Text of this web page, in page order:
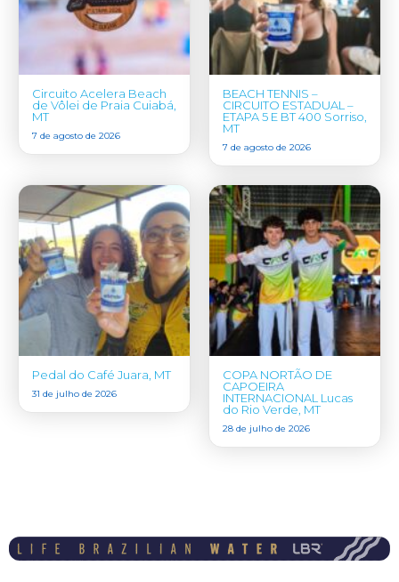
Circuito Acelera Beach
de Vôlei de Praia Cuiabá,
MT
7 de agosto de 2026
BEACH TENNIS –
CIRCUITO ESTADUAL –
ETAPA 5 E BT 400 Sorriso,
MT
7 de agosto de 2026
Pedal do Café Juara, MT
31 de julho de 2026
COPA NORTÃO DE
CAPOEIRA
INTERNACIONAL Lucas
do Rio Verde, MT
28 de julho de 2026